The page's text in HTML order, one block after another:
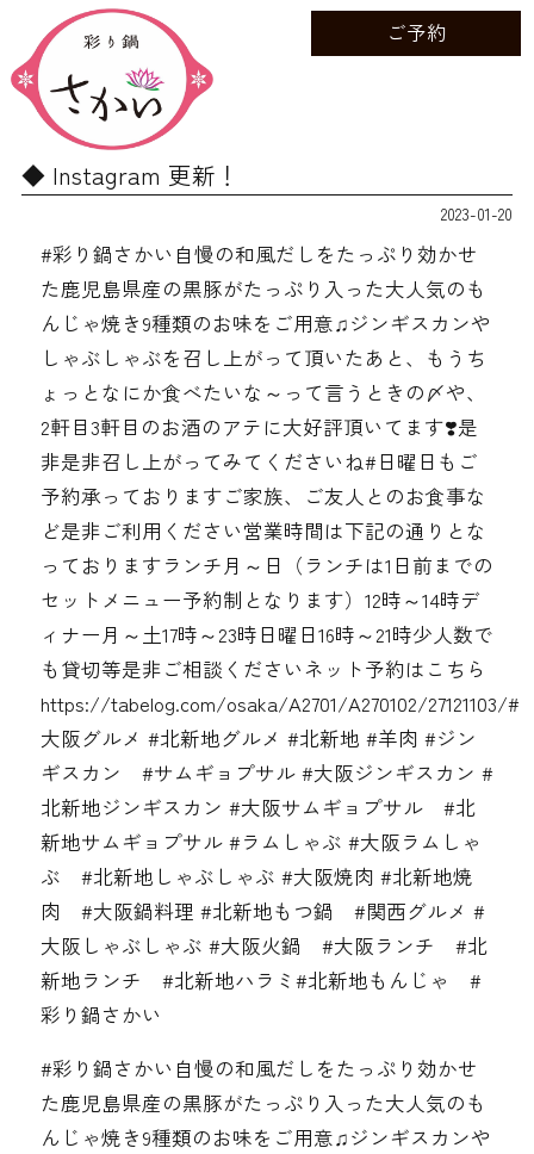
ご予約
Instagram 更新！
2023-01-20
#彩り鍋さかい自慢の和風だしをたっぷり効かせ
た鹿児島県産の黒豚がたっぷり入った大人気のも
んじゃ焼き9種類のお味をご用意♫ジンギスカンや
しゃぶしゃぶを召し上がって頂いたあと、もうち
ょっとなにか食べたいな～って言うときの〆や、
2軒目3軒目のお酒のアテに大好評頂いてます❣️是
非是非召し上がってみてくださいね#日曜日もご
予約承っておりますご家族、ご友人とのお食事な
ど是非ご利用ください営業時間は下記の通りとな
っております️ランチ月～日（ランチは1日前までの
セットメニュー予約制となります）12時～14時デ
ィナー月～土17時～23時日曜日16時～21時少人数で
も貸切等是非ご相談くださいネット予約はこちら
https://tabelog.com/osaka/A2701/A270102/27121103/#
大阪グルメ #北新地グルメ #北新地 #羊肉 #ジン
ギスカン #サムギョプサル #大阪ジンギスカン #
北新地ジンギスカン #大阪サムギョプサル #北
新地サムギョプサル #ラムしゃぶ #大阪ラムしゃ
ぶ #北新地しゃぶしゃぶ #大阪焼肉 #北新地焼
肉 #大阪鍋料理 #北新地もつ鍋 #関西グルメ #
大阪しゃぶしゃぶ #大阪火鍋 #大阪ランチ #北
新地ランチ #北新地ハラミ#北新地もんじゃ #
彩り鍋さかい
#彩り鍋さかい自慢の和風だしをたっぷり効かせ
た鹿児島県産の黒豚がたっぷり入った大人気のも
んじゃ焼き9種類のお味をご用意♫ジンギスカンや